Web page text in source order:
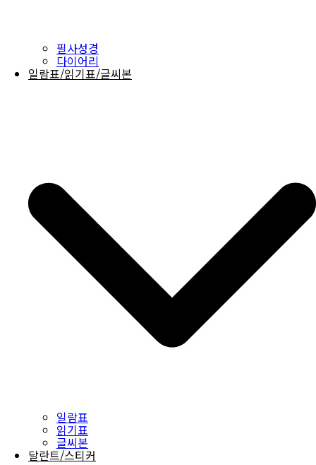
필사성경
다이어리
일람표/읽기표/글씨본
일람표
읽기표
글씨본
달란트/스티커